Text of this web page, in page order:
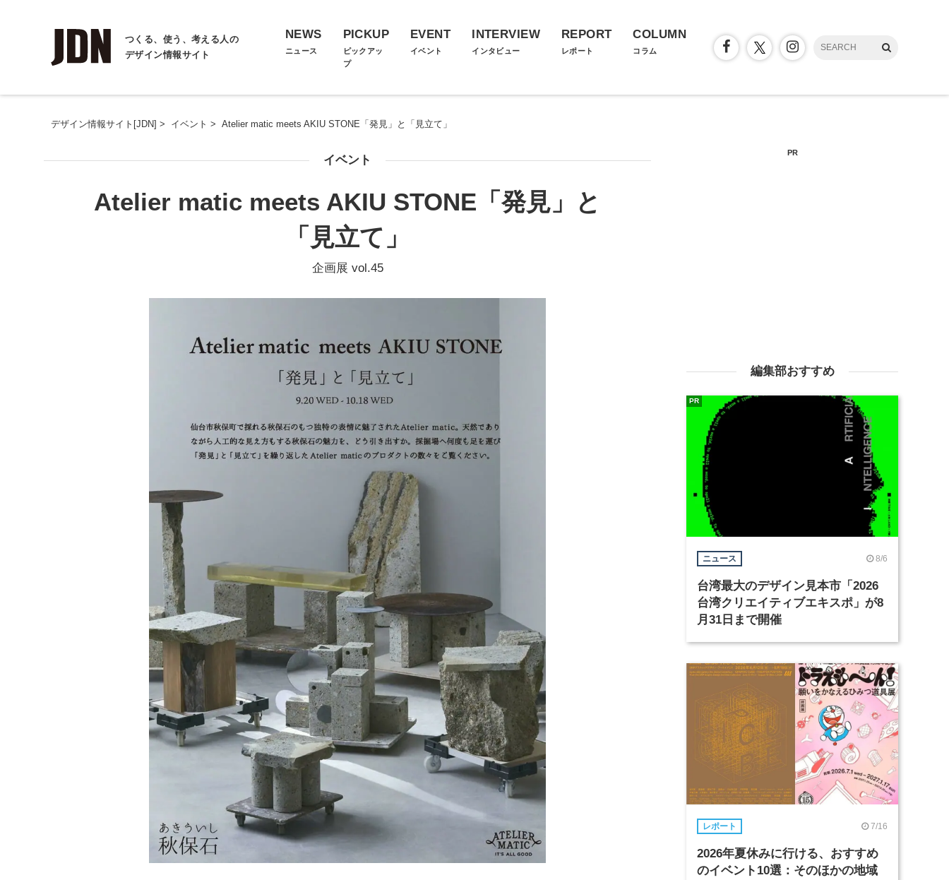
つくる、使う、考える人の
デザイン情報サイト
NEWS
ニュース
PICKUP
ピックアッ
プ
EVENT
イベント
INTERVIEW
インタビュー
REPORT
レポート
COLUMN
コラム
デザイン情報サイト[JDN] > イベント > Atelier matic meets AKIU STONE「発見」と「見立て」
イベント
Atelier matic meets AKIU STONE「発見」と
「見立て」
企画展 vol.45
PR
編集部おすすめ
ニュース 8/6
台湾最大のデザイン見本市「2026
台湾クリエイティブエキスポ」が8
月31日まで開催
PR
レポート 7/16
2026年夏休みに行ける、おすすめ
のイベント10選：そのほかの地域